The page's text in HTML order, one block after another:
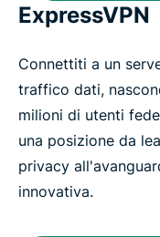
ExpressVPN
Connettiti a un
traffico dati,
milioni di utenti
una posizione da
privacy
innovativa.